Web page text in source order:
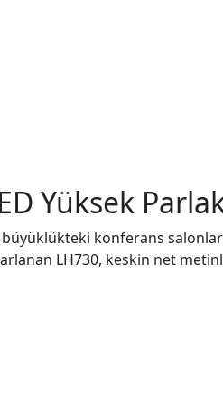
Yüksek
konferans
LH730, keskin net